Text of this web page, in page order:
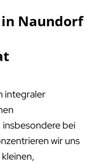
Naundorf
integraler
bei
wir uns